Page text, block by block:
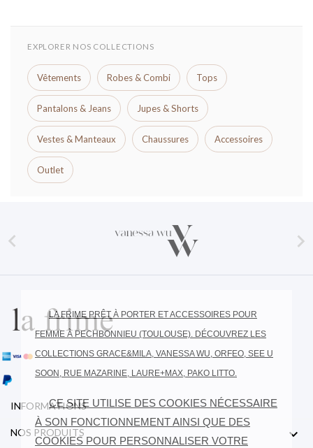
LA FRIME PRÊT À PORTER ET ACCESSOIRES POUR
FEMME À PECHBONNIEU (TOULOUSE). DÉCOUVREZ LES
COLLECTIONS GRACE&MILA, VANESSA WU, ORFEO, SEE U
SOON, RUE MAZARINE, LAURE+MAX, PAKO LITTO.
CE SITE UTILISE DES COOKIES NÉCESSAIRE
À SON FONCTIONNEMENT AINSI QUE DES
COOKIES POUR PERSONNALISER VOTRE
EXPLORER NOS COLLECTIONS
Vêtements Robes & Combi Tops
Pantalons & Jeans Jupes & Shorts
Vestes & Manteaux Chaussures Accessoires
Outlet
 
INFORMATIONS
NOS PRODUITS 